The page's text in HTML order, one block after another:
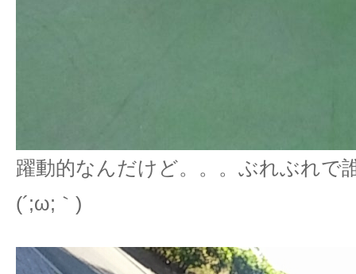
躍動的なんだけど。。。ぶれぶれで
(´;ω;｀)